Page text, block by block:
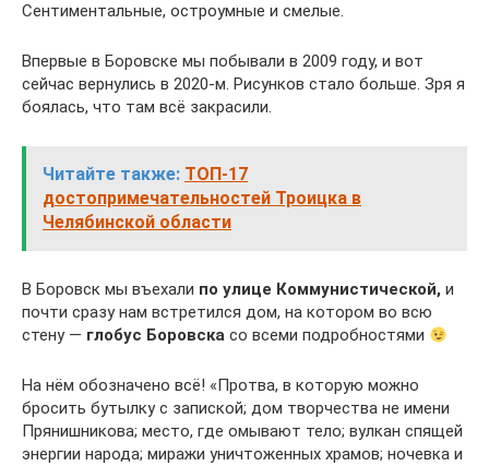
Сентиментальные, остроумные и смелые.
Впервые в Боровске мы побывали в 2009 году, и вот
сейчас вернулись в 2020-м. Рисунков стало больше. Зря я
боялась, что там всё закрасили.
Читайте также: ТОП-17
достопримечательностей Троицка в
Челябинской области
В Боровск мы въехали по улице Коммунистической, и
почти сразу нам встретился дом, на котором во всю
стену — глобус Боровска со всеми подробностями
На нём обозначено всё! «Протва, в которую можно
бросить бутылку с запиской; дом творчества не имени
Прянишникова; место, где омывают тело; вулкан спящей
энергии народа; миражи уничтоженных храмов; ночевка и